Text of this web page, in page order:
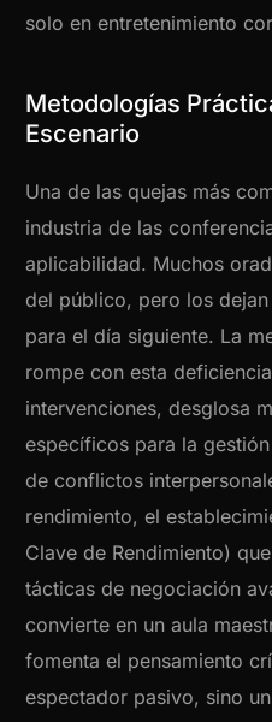
solo en entretenimiento
Metodologías
Escenario
Una de las quejas más
industria de las
aplicabilidad. Muchos
del público, pero los
para el día siguiente. La
rompe con esta
intervenciones, desglosa
específicos para la
de conflictos
rendimiento, el
Clave de Rendimiento)
tácticas de negociación
convierte en un aula
fomenta el pensamiento
espectador pasivo, sino